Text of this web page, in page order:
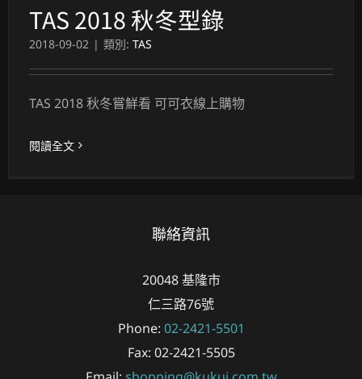
TAS 2018 秋冬型錄
2018-09-02 | 類別: TAS
TAS 2018 秋冬嘗鮮看 可可衣線上購物
閱讀全文
聯絡資訊
20048基隆市
仁三路76號
Phone: 02-2421-5501
Fax: 02-2421-5505